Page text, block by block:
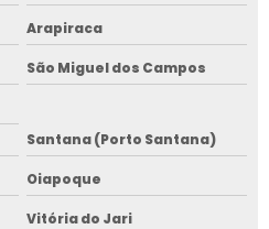
Arapiraca
São Miguel dos Campos
Santana (Porto Santana)
Oiapoque
Vitória do Jari